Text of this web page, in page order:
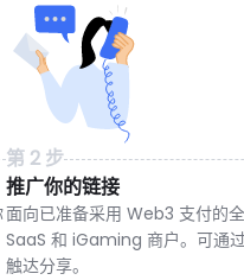
第 2 步
推广你的链接
面向已准备采用 Web3 支付的全
SaaS 和 iGaming 商户。可通
触达分享。